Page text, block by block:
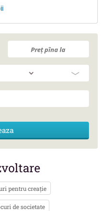
pentru creație
de societate